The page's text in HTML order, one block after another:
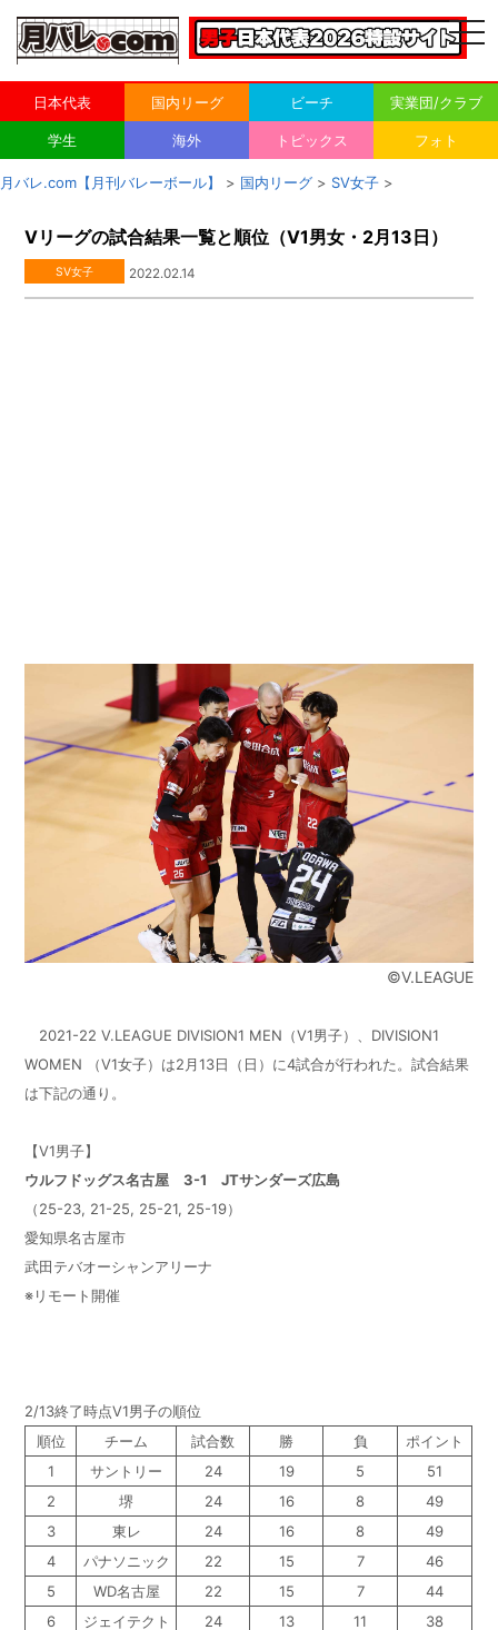
日本代表 国内リーグ ビーチ 実業団/クラブ
学生 海外 トピックス フォト
月バレ.com【月刊バレーボール】 > 国内リーグ > SV女子 >
Vリーグの試合結果一覧と順位（V1男女・2月13日）
SV女子 2022.02.14
©︎V.LEAGUE
2021-22 V.LEAGUE DIVISION1 MEN（V1男子）、DIVISION1
WOMEN （V1女子）は2月13日（日）に4試合が行われた。試合結果
は下記の通り。
【V1男子】
ウルフドッグス名古屋 3-1 JTサンダーズ広島
（25-23, 21-25, 25-21, 25-19）
愛知県名古屋市
武田テバオーシャンアリーナ
※リモート開催
2/13終了時点V1男子の順位
順位
チーム 試合数 勝 負
ポイント
1
サントリー 24 19 5
51
2
堺 24 16 8
49
3
東レ 24 16 8
49
4
パナソニック 22 15 7
46
5
WD名古屋 22 15 7
44
6
ジェイテクト 24 13 11
38